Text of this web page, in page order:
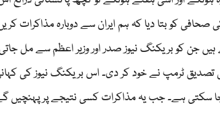
کو بتا دیا کہ ہم ایران سے دوبارہ مذاکرات
جن کو بریکنگ نیوز صدر اور وزیر اعظم سے مل
تصدیق ٹرمپ نے خود کر دی۔ اس بریکنگ نیوز کی
سکتی ہے۔ جب یہ مذاکرات کسی نتیجے پر پہنچیں